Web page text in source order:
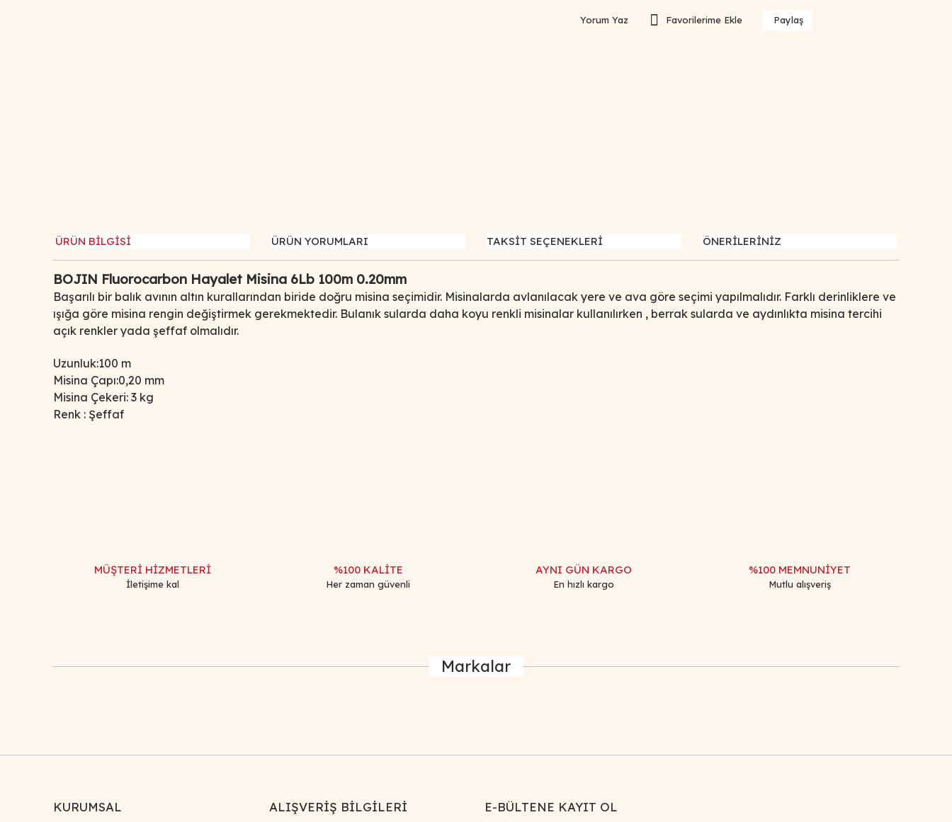
Yorum Yaz Paylaş
ÜRÜN BİLGİSİ ÜRÜN YORUMLARI TAKSİT SEÇENEKLERİ ÖNERİLERİNİZ
BOJIN Fluorocarbon Hayalet Misina 6Lb 100m 0.20mm
Başarılı bir balık avının altın kurallarından biride doğru misina seçimidir. Misinalarda avlanılacak yere ve ava göre seçimi yapılmalıdır. Farklı derinliklere ve
ışığa göre misina rengin değiştirmek gerekmektedir. Bulanık sularda daha koyu renkli misinalar kullanılırken , berrak sularda ve aydınlıkta misina tercihi
açık renkler yada şeffaf olmalıdır.
Uzunluk:100 m
Misina Çapı:0,20 mm
Misina Çekeri: 3 kg
Renk : Şeffaf
Ürün fiyatı diğer sitelerden daha pahalı.
MÜŞTERİ HİZMETLERİ
İletişime kal
%100 KALİTE
Her zaman güvenli
AYNI GÜN KARGO
En hızlı kargo
%100 MEMNUNİYET
Mutlu alışveriş
Markalar
KURUMSAL ALIŞVERİŞ BİLGİLERİ E-BÜLTENE KAYIT OL